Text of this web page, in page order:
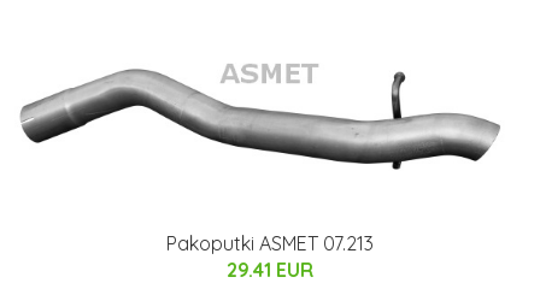
Pakoputki ASMET 07.213
29.41 EUR